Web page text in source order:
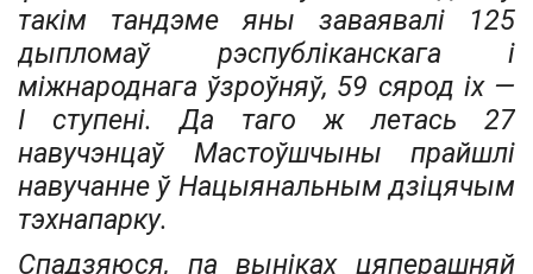
такім тандэме яны заваявалі 125
дыпломаў рэспубліканскага і
міжнароднага ўзроўняў, 59 сярод іх —
I ступені. Да таго ж летась 27
навучэнцаў Мастоўшчыны прайшлі
навучанне ў Нацыянальным дзіцячым
тэхнапарку.
Спадзяюся, па выніках цяперашняй